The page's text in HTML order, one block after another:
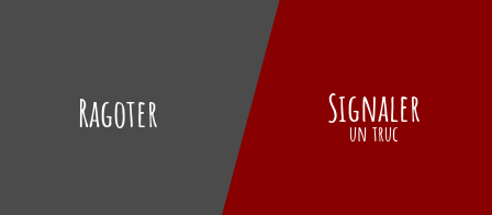
Ragoter Signaler
un truc